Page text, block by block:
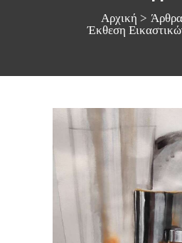
Αρχική Άρθρα
Έκθεση